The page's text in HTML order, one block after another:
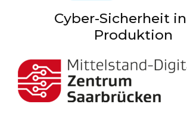
Cyber-Sicherheit
Produktion